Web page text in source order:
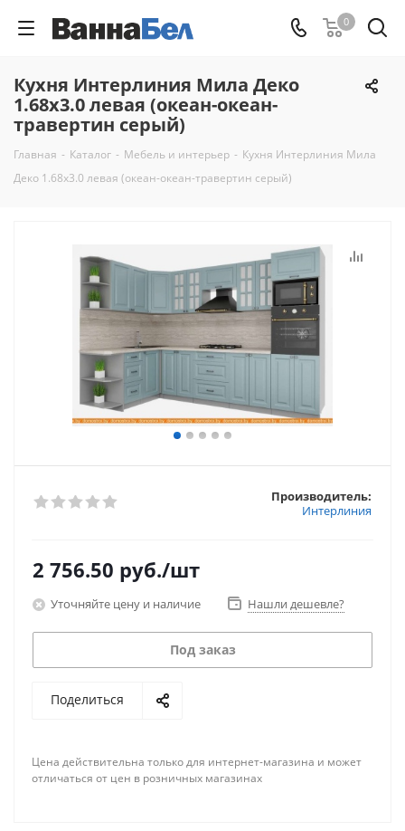
0
Кухня Интерлиния Мила Деко
1.68x3.0 левая (океан-океан-
травертин серый)
Главная - Каталог - Мебель и интерьер - Кухня Интерлиния Мила
Деко 1.68x3.0 левая (океан-океан-травертин серый)
Производитель:
Интерлиния
2 756.50 руб./шт
Уточняйте цену и наличие Нашли дешевле?
Под заказ
Поделиться
Цена действительна только для интернет-магазина и может
отличаться от цен в розничных магазинах